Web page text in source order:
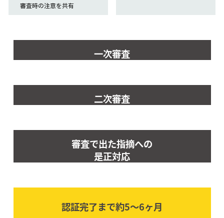
審査時の注意を共有
一次審査
二次審査
審査で出た指摘への
是正対応
認証完了まで約5〜6ヶ⽉